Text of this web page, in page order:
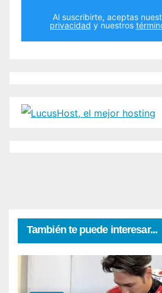
Al suscribirte, aceptas
privacidad y nuestros
También te puede interesar...